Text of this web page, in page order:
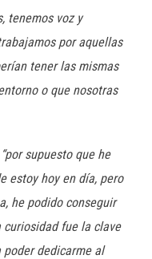
tenemos voz y
por aquellas
tener las mismas
o que nosotras
“por supuesto que he
estoy hoy en día, pero
he podido conseguir
fue la clave
dedicarme al